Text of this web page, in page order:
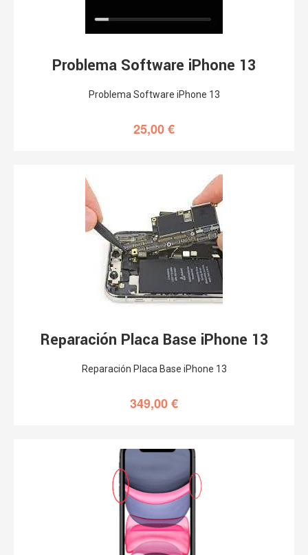
Problema Software iPhone 13
Problema Software iPhone 13
25,00€
Reparación Placa Base iPhone 13
Reparación Placa Base iPhone 13
349,00€